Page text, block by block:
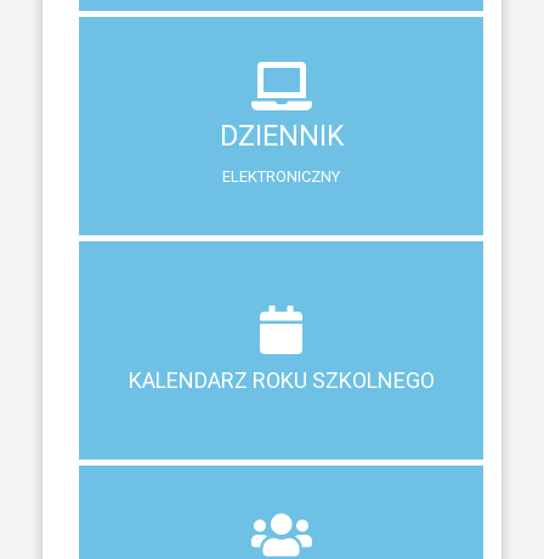
DZIENNIK
ELEKTRONICZNY
DZIENNIK
ELEKTRONICZNY
System zewnętrzny do śledzenia postępów w nauce
KALENDARZ ROKU SZKOLNEGO
KALENDARZ ROKU SZKOLNEGO
Terminy ferii, matur, zebrań i klasyfikacji
Z RODZICAMI